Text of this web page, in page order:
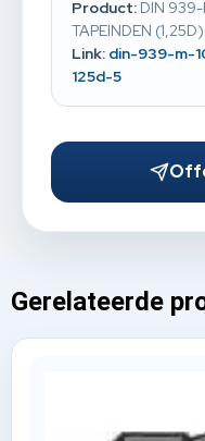
Product: DIN
TAPEINDEN (1,25D)
Link: din-939-m-
125d-5
Gerelateerde